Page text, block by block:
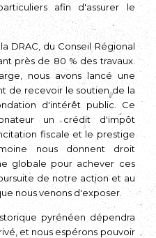
afin d'assurer le
DRAC, du Conseil Régional
près de 80 % des travaux.
nous avons lancé une
de recevoir le soutien de la
d'intérêt public. Ce
un crédit d'impôt
fiscale et le prestige
nous donnent droit
globale pour achever ces
de notre action et au
nous venons d'exposer.
pyrénéen dépendra
et nous espérons pouvoir